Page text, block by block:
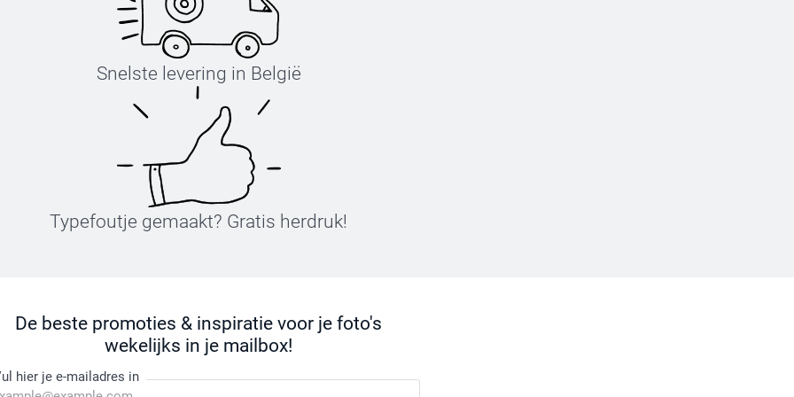
Snelste levering in België
Typefoutje gemaakt? Gratis herdruk!
De beste promoties & inspiratie voor je foto's
wekelijks in je mailbox!
hier je e-mailadres in